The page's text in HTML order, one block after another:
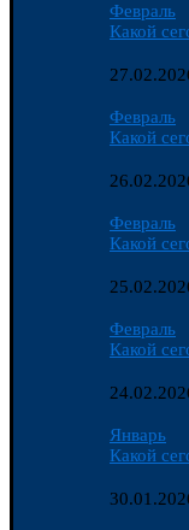
Февраль
Какой
Февраль
Какой
Февраль
Какой
Февраль
Какой
Январь
Какой